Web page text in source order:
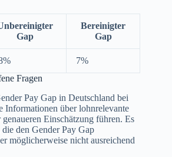
Gap
Bereinigter
Gap
7%
Fragen
Pay Gap in Deutschland bei
Informationen über lohnrelevante
Einschätzung führen. Es
den Gender Pay Gap
möglicherweise nicht ausreichend